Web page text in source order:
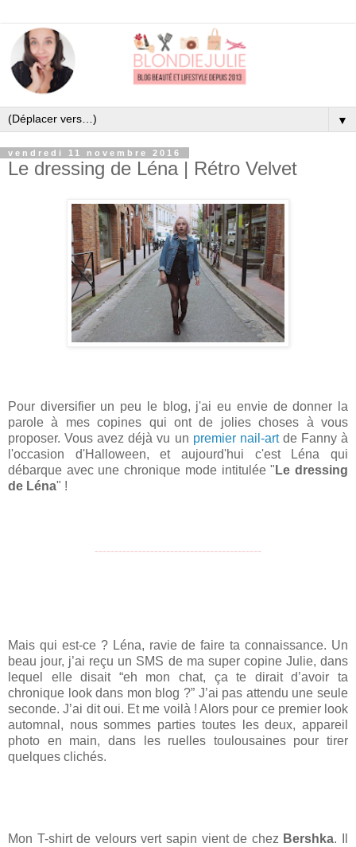
▼
vendredi 11 novembre 2016
Le dressing de Léna | Rétro Velvet
Pour diversifier un peu le blog, j'ai eu envie de donner la
parole à mes copines qui ont de jolies choses à vous
proposer. Vous avez déjà vu un premier nail-artde Fanny à
l'occasion d'Halloween, et aujourd'hui c'est Léna qui
débarque avec une chronique mode intitulée " Le dressing
de Léna" !
------------------------------------------
Mais qui est-ce ? Léna, ravie de faire ta connaissance. Un
beau jour, j’ai reçu un SMS de ma super copine Julie, dans
lequel elle disait “eh mon chat, ça te dirait d’avoir ta
chronique look dans mon blog ?” J’ai pas attendu une seule
seconde. J’ai dit oui. Et me voilà ! Alors pour ce premier look
automnal, nous sommes parties toutes les deux, appareil
photo en main, dans les ruelles toulousaines pour tirer
quelques clichés.
Mon T-shirt de velours vert sapin vient de chez Bershka. Il